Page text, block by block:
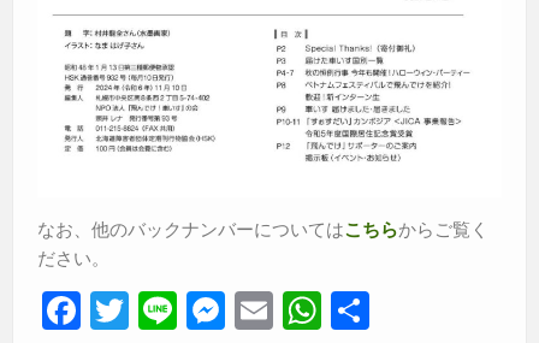
なお、他のバックナンバーについてはこちらからご覧く
ださい。
F T Li M E W